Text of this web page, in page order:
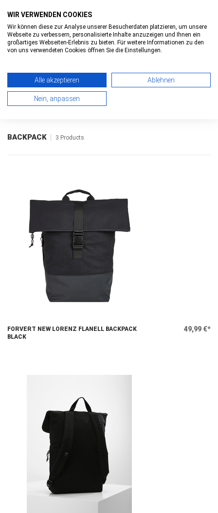
Toggle
0
0
>BACKPACK
BACKPACK 3 Products
FORVERT NEW LORENZ FLANELL BACKPACK
BLACK
49,99 €*
WIR VERWENDEN COOKIES
Wir können diese zur Analyse unserer Besucherdaten platzieren, um unsere
Webseite zu verbessern, personalisierte Inhalte anzuzeigen und Ihnen ein
großartiges Webseiten-Erlebnis zu bieten. Für weitere Informationen zu den
von uns verwendeten Cookies öffnen Sie die Einstellungen.
Alle akzeptieren Ablehnen
Nein, anpassen